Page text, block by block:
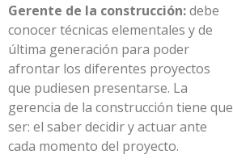
Gerente de la construcción:debe
conocer técnicas elementales y de
última generación para poder
afrontar los diferentes proyectos
que pudiesen presentarse. La
gerencia de la construcción tiene que
ser: el saber decidir y actuar ante
cada momento del proyecto.